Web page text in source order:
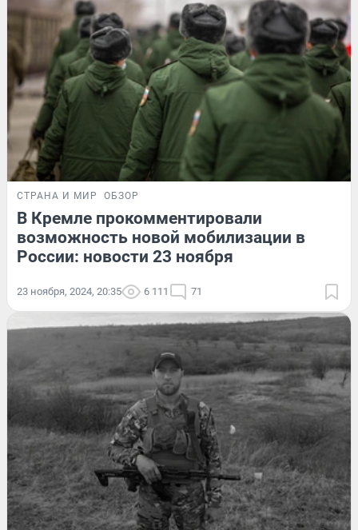
СТРАНА И МИР ОБЗОР
В Кремле прокомментировали
возможность новой мобилизации в
России: новости 23 ноября
23 ноября, 2024, 20:35 6 111 71